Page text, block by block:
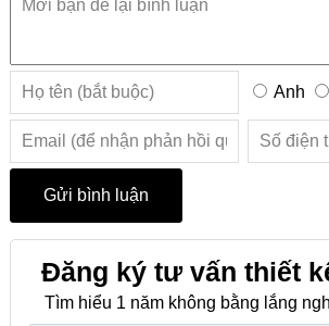
Anh
Đăng ký tư vấn thiết
Tìm hiểu 1 năm không bằng lắng